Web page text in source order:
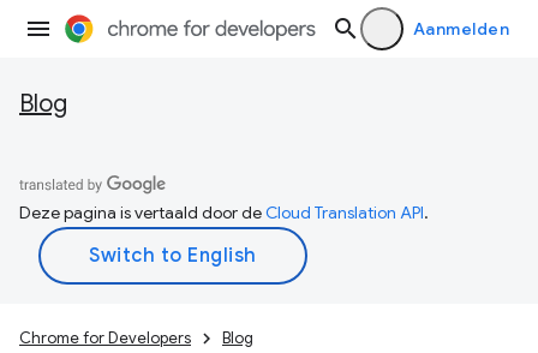
Aanmelden
Blog
Deze pagina is vertaald door deCloud Translation API.
Chrome for Developers Blog